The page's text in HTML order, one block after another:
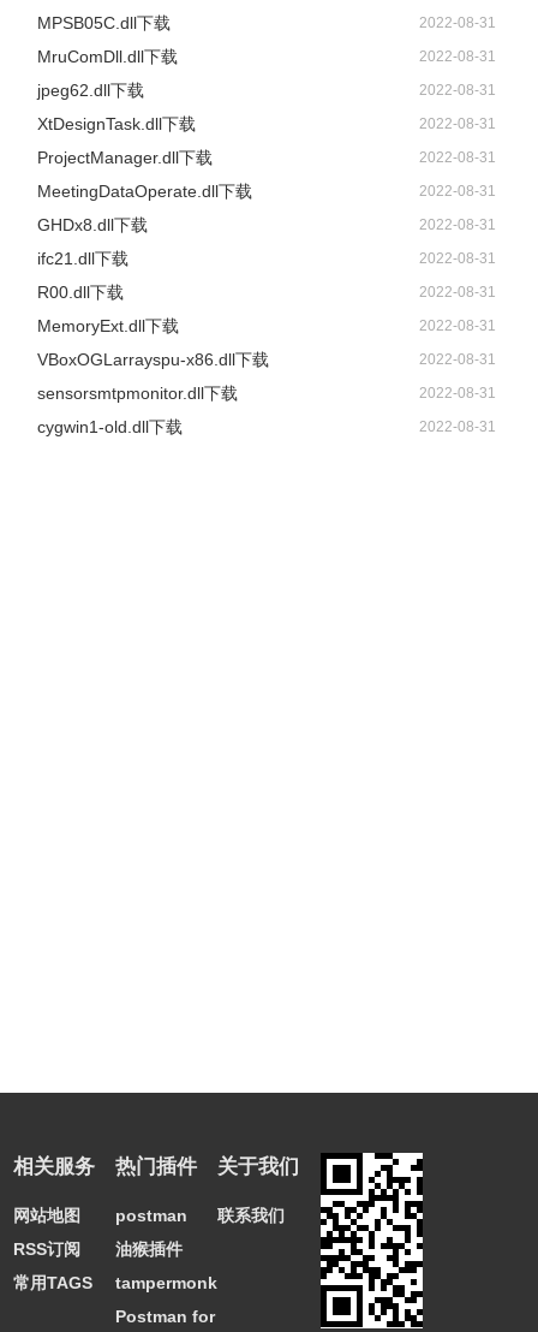
MPSB05C.dll下载 2022-08-31
MruComDll.dll下载 2022-08-31
jpeg62.dll下载 2022-08-31
XtDesignTask.dll下载 2022-08-31
ProjectManager.dll下载 2022-08-31
MeetingDataOperate.dll下载 2022-08-31
GHDx8.dll下载 2022-08-31
ifc21.dll下载 2022-08-31
R00.dll下载 2022-08-31
MemoryExt.dll下载 2022-08-31
VBoxOGLarrayspu-x86.dll下载 2022-08-31
sensorsmtpmonitor.dll下载 2022-08-31
cygwin1-old.dll下载 2022-08-31
相关服务
网站地图
RSS订阅
常用TAGS
热门插件
postman
油猴插件
tampermonkey
Postman for
关于我们
联系我们